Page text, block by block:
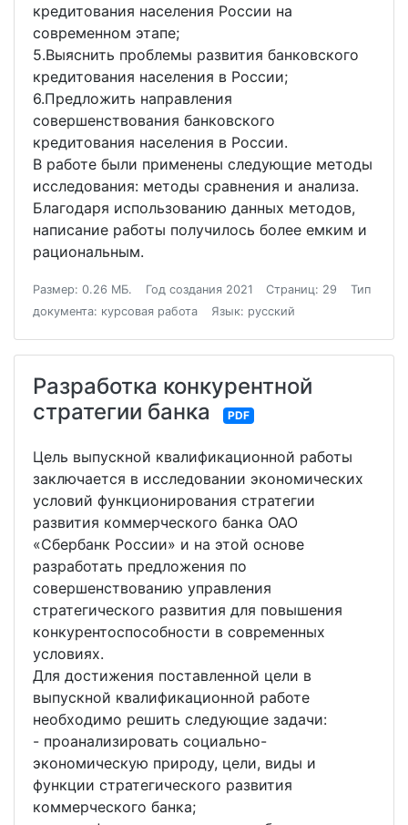
кредитования населения России на
современном этапе;
5.Выяснить проблемы развития банковского
кредитования населения в России;
6.Предложить направления
совершенствования банковского
кредитования населения в России.
В работе были применены следующие методы
исследования: методы сравнения и анализа.
Благодаря использованию данных методов,
написание работы получилось более емким и
рациональным.
Размер: 0.26 МБ. Год создания 2021 Страниц: 29
Тип
документа: курсовая работа
Язык: русский
Разработка конкурентной
стратегии банка
PDF
Цель выпускной квалификационной работы
заключается в исследовании экономических
условий функционирования стратегии
развития коммерческого банка ОАО
«Сбербанк России» и на этой основе
разработать предложения по
совершенствованию управления
стратегического развития для повышения
конкурентоспособности в современных
условиях.
Для достижения поставленной цели в
выпускной квалификационной работе
необходимо решить следующие задачи:
- проанализировать социально-
экономическую природу, цели, виды и
функции стратегического развития
коммерческого банка;